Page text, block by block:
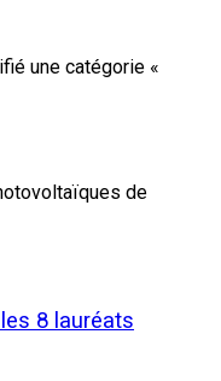
une catégorie «
de
8 lauréats